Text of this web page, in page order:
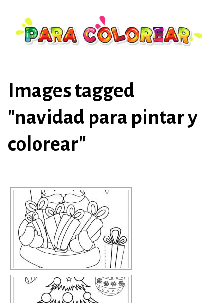
contenido
Images tagged
"navidad para pintar y
colorear"